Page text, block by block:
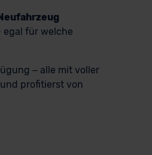
egal für welche
– alle mit voller
profitierst von